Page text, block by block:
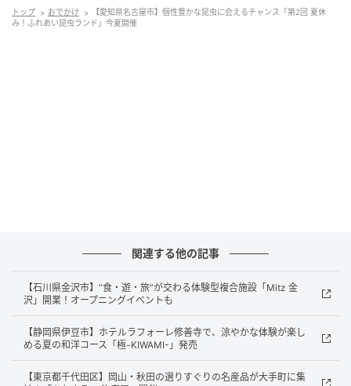
また、そのほかの展示では、
トップ おでかけ
【愛知県名古屋市】個性豊かな昆虫に会えるチャンス「第2回 夏休
み！ふれあい昆虫ランド」今夏開催
関連する他の記事
【石川県金沢市】“食・遊・旅”が交わる体験型複合施設「Mitz 金
沢」開業！オープニングイベントも
【静岡県伊豆市】ホテルラフォーレ修善寺で、涼やかな体験が楽し
める夏の和洋コース「極-KIWAMI-」発売
【東京都千代田区】岡山・秋田の選りすぐりの名産品が大手町に集